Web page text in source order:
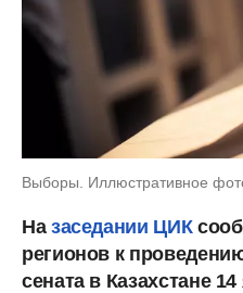
Выборы. Иллюстративное
На заседании ЦИК
регионов к
сената в Казахстане